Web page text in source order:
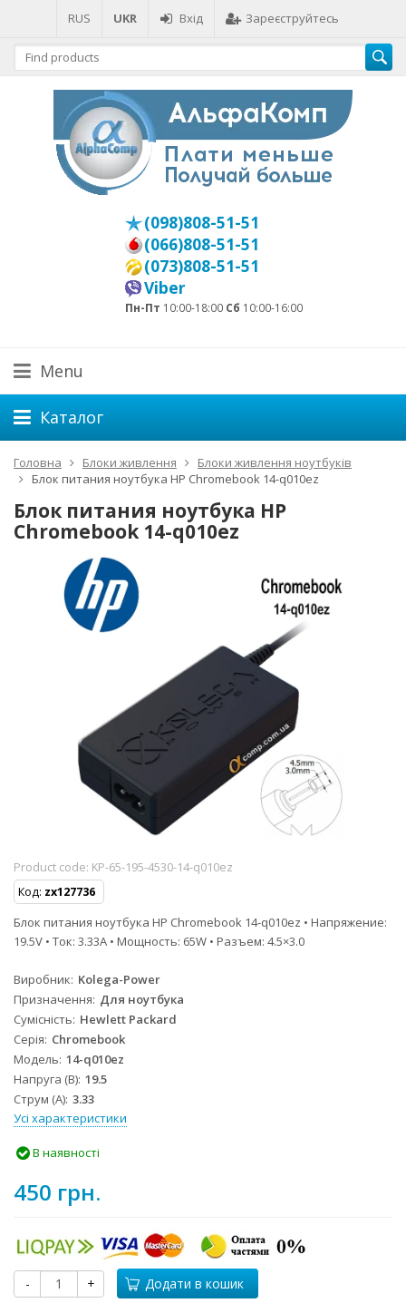
RUS UKR Вхід Зареєструйтесь
(098)808-51-51
(066)808-51-51
(073)808-51-51
Viber
Пн-Пт 10:00-18:00 Сб 10:00-16:00
Menu
Каталог
Головна Блоки живлення
Блоки живлення ноутбуків
Блок питания ноутбука HP Chromebook 14-q010ez
Блок питания ноутбука HP
Chromebook 14-q010ez
Product code: KP-65-195-4530-14-q010ez
Код: zx127736
Блок питания ноутбука HP Chromebook 14-q010ez • Напряжение:
19.5V • Ток: 3.33A • Мощность: 65W • Разъем: 4.5×3.0
Виробник Kolega-Power
Призначення Для ноутбука
Сумісність Hewlett Packard
Серія Chromebook
Модель 14-q010ez
Напруга (В) 19.5
Струм (А) 3.33
Усі характеристики
В наявності
450 грн.
- + Додати в кошик